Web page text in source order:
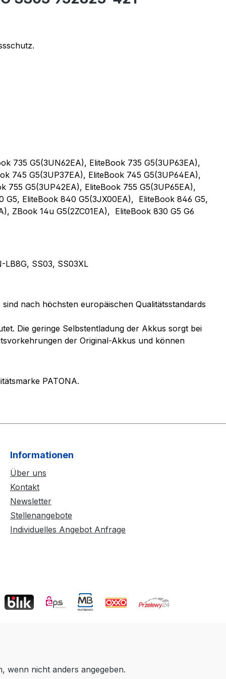
735 G5(3UN62EA), EliteBook 735 G5(3UP63EA),
745 G5(3UP37EA), EliteBook 745 G5(3UP64EA),
755 G5(3UP42EA), EliteBook 755 G5(3UP65EA),
G5, EliteBook 840 G5(3JX00EA), EliteBook 846 G5,
ZBook 14u G5(2ZC01EA), EliteBook 830 G5 G6
LB8G, SS03, SS03XL
nach höchsten europäischen Qualitätsstandards
Die geringe Selbstentladung der Akkus sorgt bei
der Original-Akkus und können
PATONA.
Informationen
Über uns
Kontakt
Newsletter
Stellenangebote
Individuelles Angebot Anfrage
wenn nicht anders angegeben.